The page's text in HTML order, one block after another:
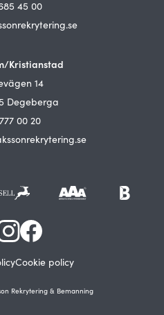
45 00
Kristianstad
14
Degeberga
00 20
Cookie policy
Rekrytering & Bemanning